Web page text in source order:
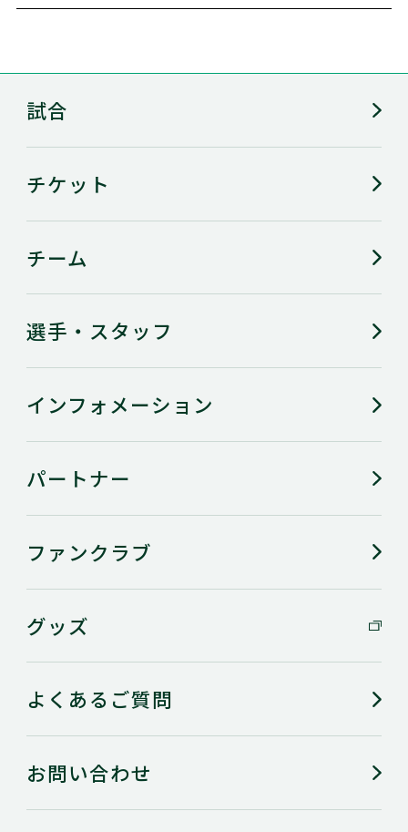
試合
チケット
チーム
選手・スタッフ
インフォメーション
パートナー
ファンクラブ
グッズ
よくあるご質問
お問い合わせ